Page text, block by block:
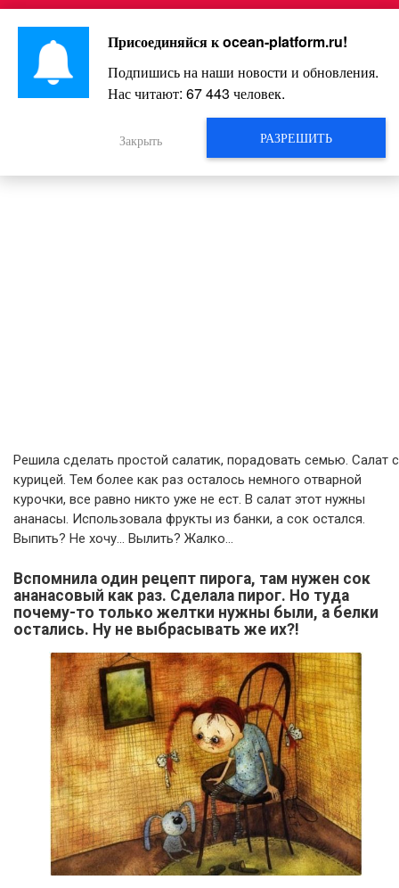
Перейти
контенту
Интересно и весело!
Женская логика… Хохотала до
слез, узнавая себя
Решила сделать простой салатик, порадовать семью. Салат с
курицей. Тем более как раз осталось немного отварной
курочки, все равно никто уже не ест. В салат этот нужны
ананасы. Использовала фрукты из банки, а сок остался.
Выпить? Не хочу… Вылить? Жалко…
Вспомнила один рецепт пирога, там нужен сок
ананасовый как раз. Сделала пирог. Но туда
почему-то только желтки нужны были, а белки
остались. Ну не выбрасывать же их?!
Присоединяйся кocean-platform.ru!
Подпишись на наши новости и обновления.
Нас читают: 67 443 человек.
РАЗРЕШИТЬ
Закрыть